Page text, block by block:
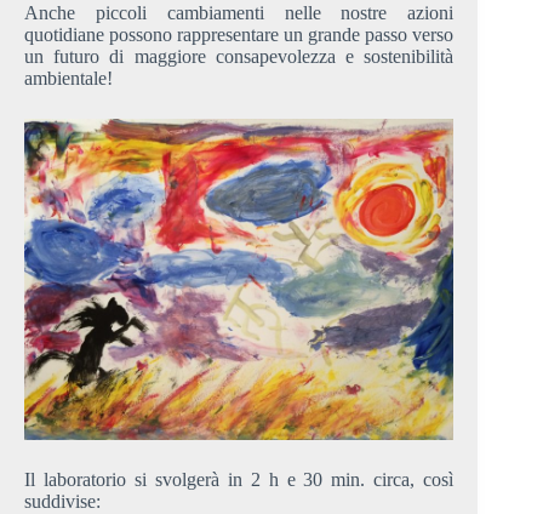
Anche piccoli cambiamenti nelle nostre azioni
quotidiane possono rappresentare un grande passo verso
un futuro di maggiore consapevolezza e sostenibilità
ambientale!
Il laboratorio si svolgerà in 2 h e 30 min. circa, così
suddivise: